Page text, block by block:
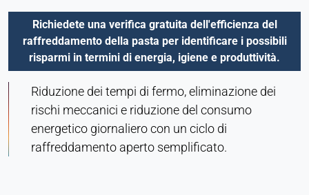
Richiedete una verifica gratuita dell'efficienza del
raffreddamento della pasta per identificare i possibili
risparmi in termini di energia, igiene e produttività.
Riduzione dei tempi di fermo, eliminazione dei
rischi meccanici e riduzione del consumo
energetico giornaliero con un ciclo di
raffreddamento aperto semplificato.